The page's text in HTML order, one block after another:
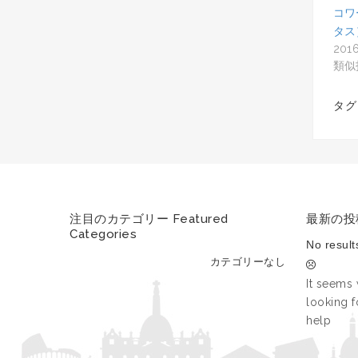
コ
タ
類
タ
注目のカテゴリー Featured
Categories
カテゴリーなし
最新の
No
It seems
looking
help